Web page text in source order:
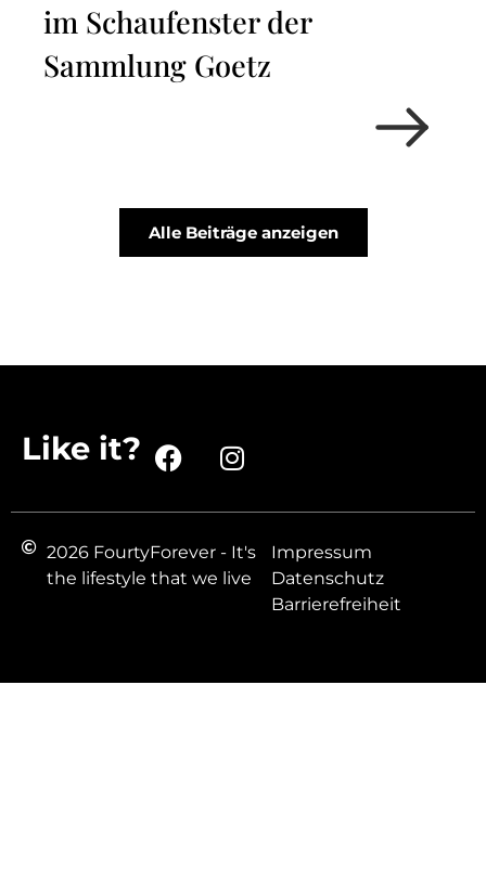
im Schaufenster der
Sammlung Goetz
Alle Beiträge anzeigen
Like it?
2026 FourtyForever - It's
the lifestyle that we live
Impressum
Datenschutz
Barrierefreiheit